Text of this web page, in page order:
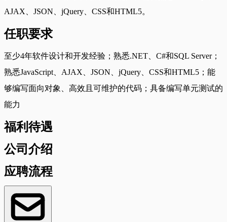
AJAX、JSON、jQuery、CSS和HTML5。
任职要求
至少4年软件设计和开发经验；熟悉.NET、C#和SQL Server；
熟悉JavaScript、AJAX、JSON、jQuery、CSS和HTML5；能
够编写面向对象、高效且可维护的代码；具备编写单元测试的
能力
福利待遇
公司介绍
应聘流程